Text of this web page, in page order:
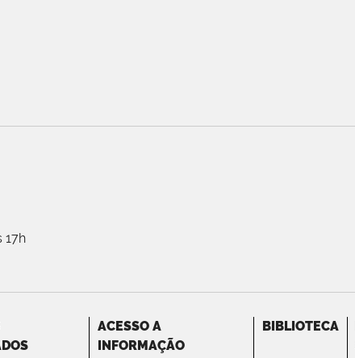
17h
ACESSO A
INFORMAÇÃO
BIBLIOTECA